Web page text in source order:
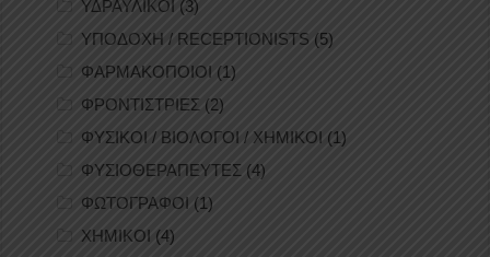
ΥΔΡΑΥΛΙΚΟΙ (3)
ΥΠΟΔΟΧΗ / RECEPTIONISTS (5)
ΦΑΡΜΑΚΟΠΟΙΟΙ (1)
ΦΡΟΝΤΙΣΤΡΙΕΣ (2)
ΦΥΣΙΚΟΙ / ΒΙΟΛΟΓΟΙ / ΧΗΜΙΚΟΙ (1)
ΦΥΣΙΟΘΕΡΑΠΕΥΤΕΣ (4)
ΦΩΤΟΓΡΑΦΟΙ (1)
ΧΗΜΙΚΟΙ (4)